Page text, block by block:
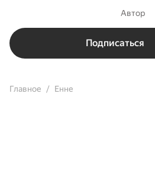
Автор
Подписаться
Главное Енне